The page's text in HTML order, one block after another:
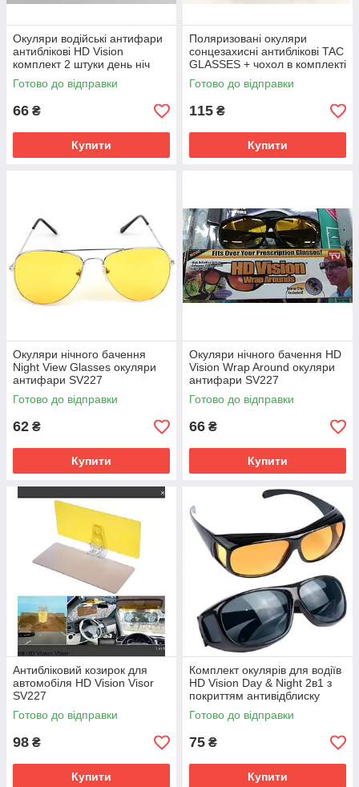
Окуляри водійські антифари
антиблікові HD Vision
комплект 2 штуки день ніч
SV227
Готово до відправки
66 ₴
Купити
Поляризовані окуляри
сонцезахисні антиблікові TAC
GLASSES + чохол в комплекті
SV227
Готово до відправки
115 ₴
Купити
Окуляри нічного бачення
Night View Glasses окуляри
антифари SV227
Готово до відправки
62 ₴
Купити
Окуляри нічного бачення HD
Vision Wrap Around окуляри
антифари SV227
Готово до відправки
66 ₴
Купити
Антибліковий козирок для
автомобіля HD Vision Visor
SV227
Готово до відправки
98 ₴
Купити
Комплект окулярів для водіїв
HD Vision Day & Night 2в1 з
покриттям антивідблиску
день ніч SV227
Готово до відправки
75 ₴
Купити